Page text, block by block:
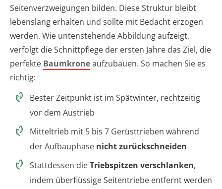
Seitenverzweigungen bilden. Diese Struktur bleibt
lebenslang erhalten und sollte mit Bedacht erzogen
werden. Wie untenstehende Abbildung aufzeigt,
verfolgt die Schnittpflege der ersten Jahre das Ziel, die
perfekte Baumkroneaufzubauen. So machen Sie es
richtig:
Bester Zeitpunkt ist im Spätwinter, rechtzeitig
vor dem Austrieb
Mitteltrieb mit 5 bis 7 Gerüsttrieben während
der Aufbauphase nicht zurückschneiden
Stattdessen dieTriebspitzen verschlanken,
indem überflüssige Seitentriebe entfernt werden